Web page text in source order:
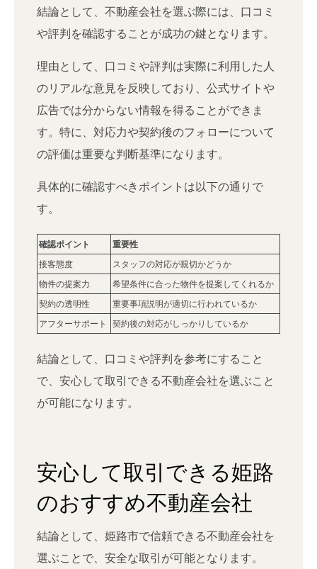
結論として、不動産会社を選ぶ際には、口コミ
や評判を確認することが成功の鍵となります。
理由として、口コミや評判は実際に利用した人
のリアルな意見を反映しており、公式サイトや
広告では分からない情報を得ることができま
す。特に、対応力や契約後のフォローについて
の評価は重要な判断基準になります。
具体的に確認すべきポイントは以下の通りで
す。
確認ポイント
重要性
接客態度
スタッフの対応が親切かどうか
物件の提案力
希望条件に合った物件を提案してくれるか
契約の透明性
重要事項説明が適切に行われているか
アフターサポート
契約後の対応がしっかりしているか
結論として、口コミや評判を参考にすること
で、安心して取引できる不動産会社を選ぶこと
が可能になります。
安心して取引できる姫路
のおすすめ不動産会社
結論として、姫路市で信頼できる不動産会社を
選ぶことで、安全な取引が可能となります。